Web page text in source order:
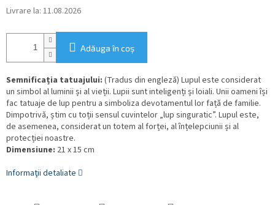
Livrare la: 11.08.2026
Adăuga în coş
Semnificația tatuajului: (Tradus din engleză) Lupul este considerat
un simbol al luminii și al vieții. Lupii sunt inteligenți și loiali. Unii oameni își
fac tatuaje de lup pentru a simboliza devotamentul lor față de familie.
Dimpotrivă, știm cu toții sensul cuvintelor „lup singuratic”. Lupul este,
de asemenea, considerat un totem al forței, al înțelepciunii și al
protecției noastre.
Dimensiune: 21 x 15 cm
Informaţii detaliate